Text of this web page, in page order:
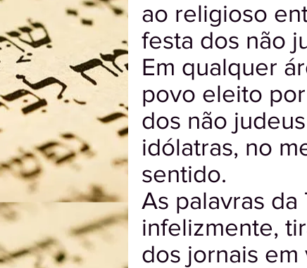
ao religioso
festa dos não
Em qualquer
povo eleito
dos não
idólatras, no
sentido.
As palavras
infelizmente,
dos jornais em